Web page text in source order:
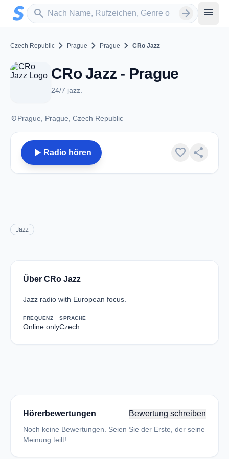
Zum Hauptinhalt springen
search
Sender suchen arrow_forward menu
Czech Republic chevron_right Prague chevron_right Prague chevron_right CRo Jazz
CRo Jazz - Prague
24/7 jazz.
placePrague, Prague, Czech Republic
play_arrow Radio hören favorite share
Jazz
Über CRo Jazz
Jazz radio with European focus.
FREQUENZ
Online only
SPRACHE
Czech
Hörerbewertungen Bewertung schreiben
Noch keine Bewertungen. Seien Sie der Erste, der seine
Meinung teilt!